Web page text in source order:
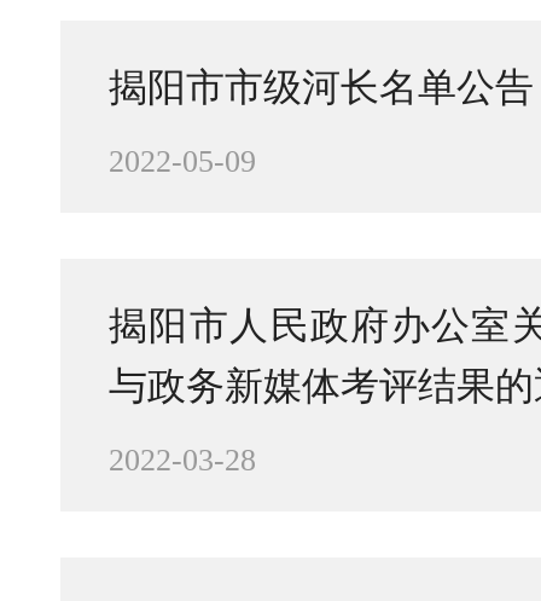
揭阳市市级河长名单公告
2022-05-09
揭阳市人民政府办公室
与政务新媒体考评结果
2022-03-28